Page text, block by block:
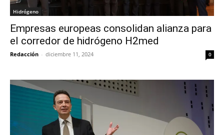
Hidrógeno
Empresas europeas consolidan alianza para
el corredor de hidrógeno H2med
Redacción - diciembre 11, 2024 0